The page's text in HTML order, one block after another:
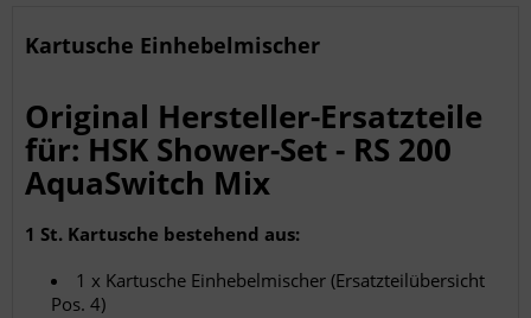
Kartusche Einhebelmischer
Original Hersteller-Ersatzteile
für: HSK Shower-Set - RS 200
AquaSwitch Mix
1 St. Kartusche bestehend aus:
1 x Kartusche Einhebelmischer (Ersatzteilübersicht
Pos. 4)